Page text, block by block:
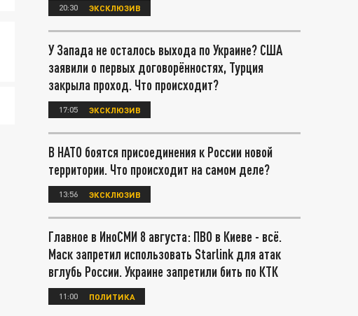
20:30 ЭКСКЛЮЗИВ
У Запада не осталось выхода по Украине? США
заявили о первых договорённостях, Турция
закрыла проход. Что происходит?
17:05 ЭКСКЛЮЗИВ
В НАТО боятся присоединения к России новой
территории. Что происходит на самом деле?
13:56 ЭКСКЛЮЗИВ
Главное в ИноСМИ 8 августа: ПВО в Киеве - всё.
Маск запретил использовать Starlink для атак
вглубь России. Украине запретили бить по КТК
11:00 ПОЛИТИКА